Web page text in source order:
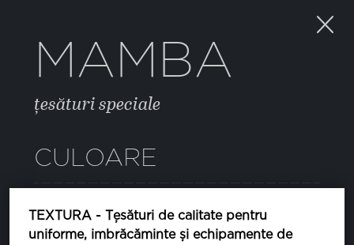
TEXTURA - Țesături de calitate pentru
uniforme, imbrăcăminte și echipamente de
MAMBA
țesături speciale
CULOARE
CAMOUFLAGE2